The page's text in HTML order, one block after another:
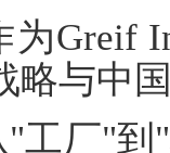
为Greif
略与中
工厂"